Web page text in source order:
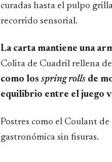
curadas hasta el pulpo
recorrido sensorial.
La carta mantiene una
Colita de Cuadril rellena
como los spring rolls de
equilibrio entre el juego
Postres como el Coulant
gastronómica sin fisuras.